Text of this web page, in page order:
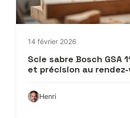
14 février 2026
Scie sabre Bosch GSA
et précision au
Henri